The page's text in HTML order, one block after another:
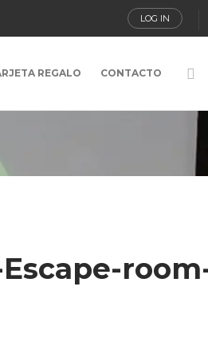
LOG IN
REGALO CONTACTO